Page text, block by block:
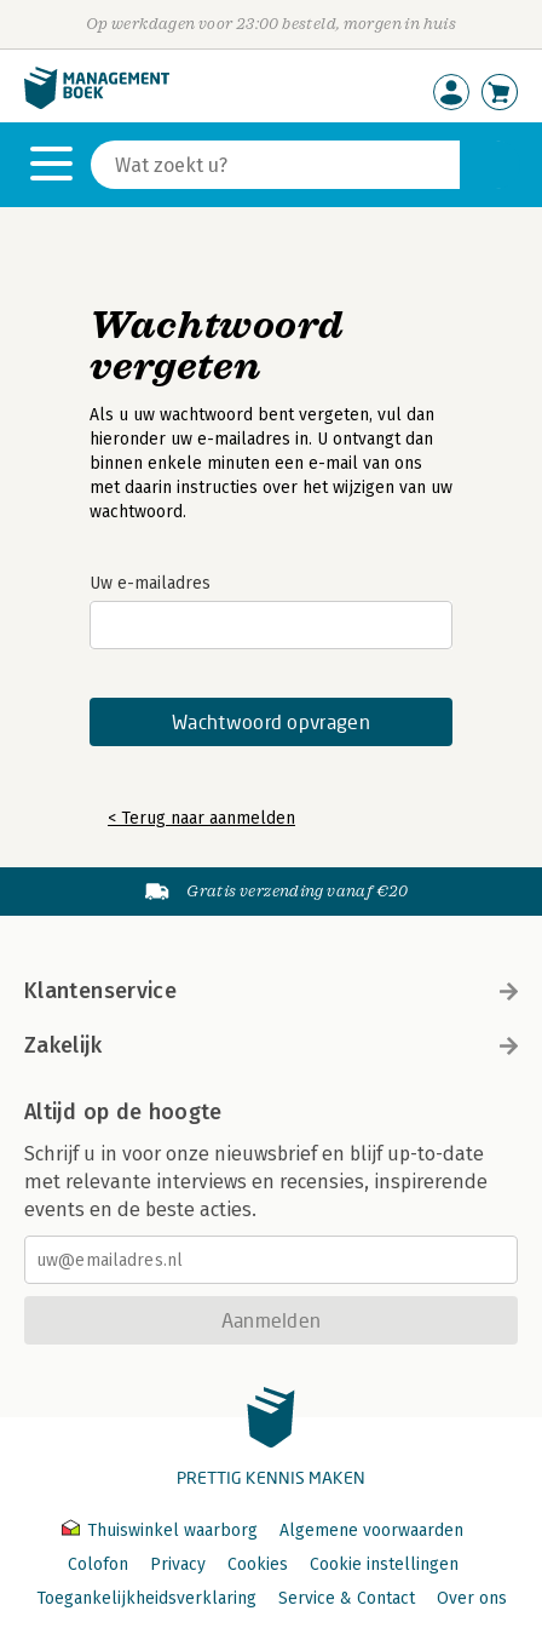
Op werkdagen voor 23:00 besteld, morgen in huis
Wachtwoord
vergeten
Als u uw wachtwoord bent vergeten, vul dan
hieronder uw e-mailadres in. U ontvangt dan
binnen enkele minuten een e-mail van ons
met daarin instructies over het wijzigen van uw
wachtwoord.
Uw e-mailadres
< Terug naar aanmelden
Gratis verzending vanaf €20
Klantenservice
Zakelijk
Altijd op de hoogte
Schrijf u in voor onze nieuwsbrief en blijf up-to-date
met relevante interviews en recensies, inspirerende
events en de beste acties.
Aanmelden
PRETTIG KENNIS MAKEN
Thuiswinkel waarborg
Algemene voorwaarden
Colofon
Privacy Cookies
Cookie instellingen
Toegankelijkheidsverklaring
Service & Contact Over ons